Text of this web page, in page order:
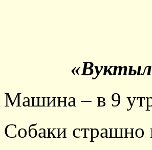
«Вуктыл
Машина – в 9
Собаки